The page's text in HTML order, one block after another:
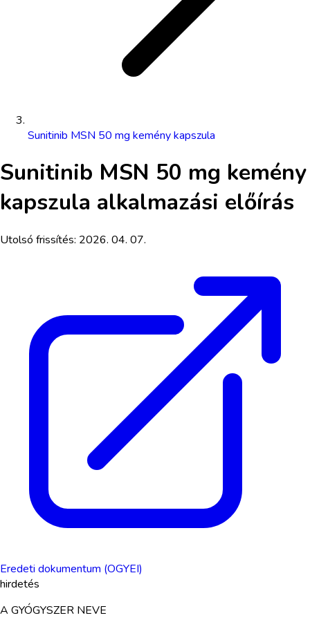
Sunitinib MSN 50 mg kemény kapszula
Sunitinib MSN 50 mg kemény
kapszula alkalmazási előírás
Utolsó frissítés: 2026. 04. 07.
Eredeti dokumentum (OGYEI)
hirdetés
A GYÓGYSZER NEVE